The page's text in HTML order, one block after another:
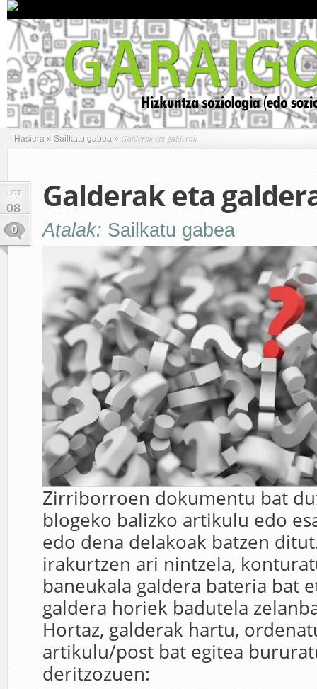
Hasiera » Sailkatu gabea » Galderak eta galderak
URT
08
0
Galderak eta
Atalak: Sailkatu gabea
Zirriborroen dokumentu bat
blogeko balizko artikulu edo
edo dena delakoak batzen
irakurtzen ari nintzela,
baneukala galdera bateria bat
galdera horiek badutela
Hortaz, galderak hartu,
artikulu/post bat egitea
deritzozuen: